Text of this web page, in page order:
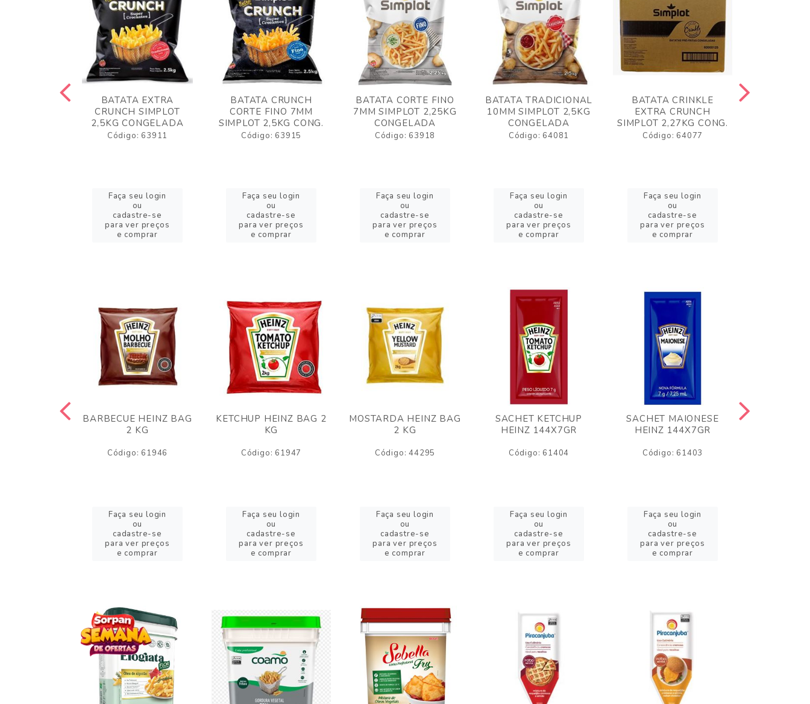
BATATA EXTRA
CRUNCH SIMPLOT
2,5KG CONGELADA
Código: 63911
Faça seu login
ou
cadastre-se
para ver preços
e comprar
BATATA CRUNCH
CORTE FINO 7MM
SIMPLOT 2,5KG CONG.
Código: 63915
Faça seu login
ou
cadastre-se
para ver preços
e comprar
BATATA CORTE FINO
7MM SIMPLOT 2,25KG
CONGELADA
Código: 63918
Faça seu login
ou
cadastre-se
para ver preços
e comprar
BATATA TRADICIONAL
10MM SIMPLOT 2,5KG
CONGELADA
Código: 64081
Faça seu login
ou
cadastre-se
para ver preços
e comprar
BATATA CRINKLE
EXTRA CRUNCH
SIMPLOT 2,27KG CONG.
Código: 64077
Faça seu login
ou
cadastre-se
para ver preços
e comprar
BARBECUE HEINZ BAG
2 KG
Código: 61946
Faça seu login
ou
cadastre-se
para ver preços
e comprar
KETCHUP HEINZ BAG 2
KG
Código: 61947
Faça seu login
ou
cadastre-se
para ver preços
e comprar
MOSTARDA HEINZ BAG
2 KG
Código: 44295
Faça seu login
ou
cadastre-se
para ver preços
e comprar
SACHET KETCHUP
HEINZ 144X7GR
Código: 61404
Faça seu login
ou
cadastre-se
para ver preços
e comprar
SACHET MAIONESE
HEINZ 144X7GR
Código: 61403
Faça seu login
ou
cadastre-se
para ver preços
e comprar